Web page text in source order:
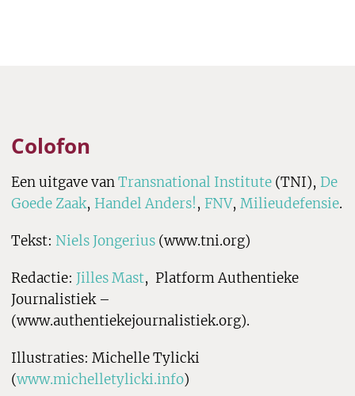
Colofon
Een uitgave vanTransnational Institute(TNI), De
Goede Zaak, Handel Anders!, FNV, Milieudefensie.
Tekst: Niels Jongerius(www.tni.org)
Redactie: Jilles Mast, Platform Authentieke
Journalistiek –
(www.authentiekejournalistiek.org).
Illustraties: Michelle Tylicki
(www.michelletylicki.info)